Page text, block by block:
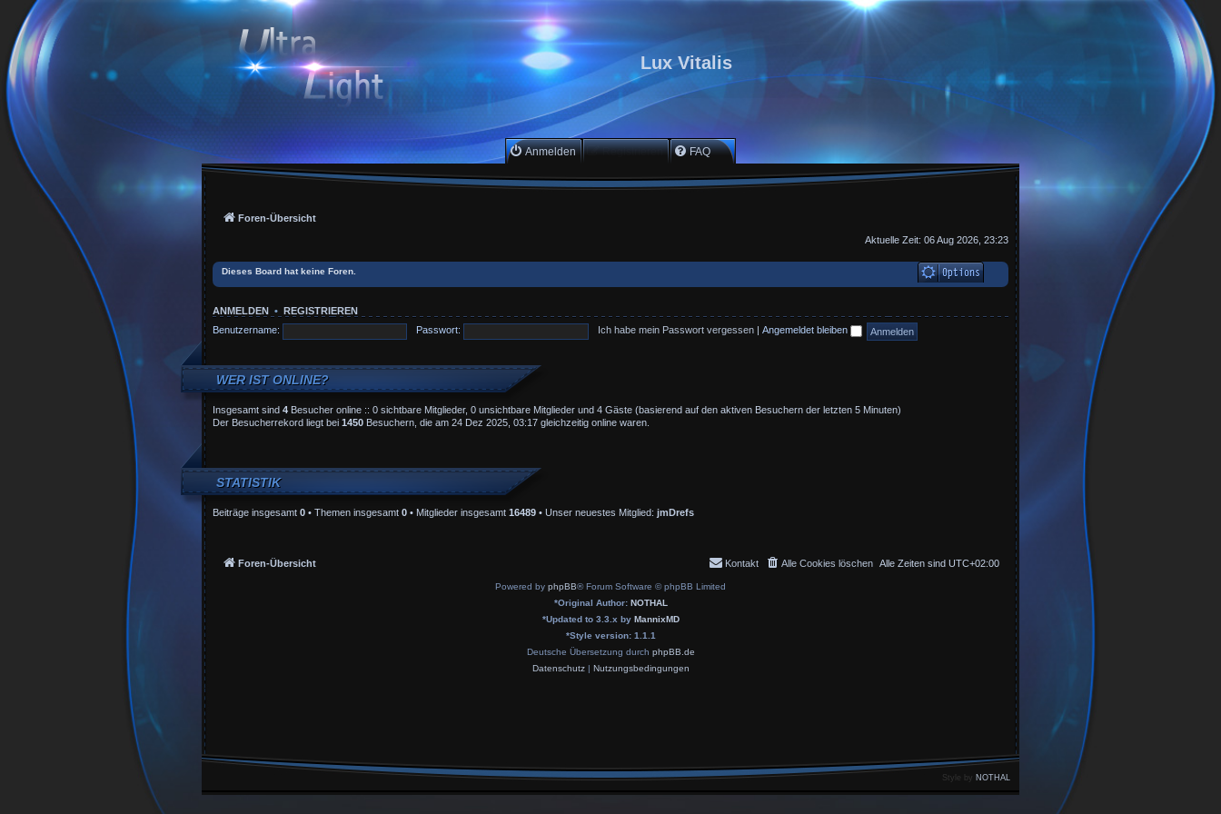
Lux Vitalis
Anmelden Registrieren FAQ
Foren-Übersicht
Aktuelle Zeit: 06 Aug 2026, 23:23
Dieses Board hat keine Foren.
ANMELDEN • REGISTRIEREN
Benutzername:
Passwort: Ich habe mein Passwort vergessen Angemeldet bleiben
WER IST ONLINE?
Insgesamt sind 4 Besucher online :: 0 sichtbare Mitglieder, 0 unsichtbare Mitglieder und 4 Gäste (basierend auf den aktiven Besuchern der letzten 5 Minuten)
Der Besucherrekord liegt bei 1450 Besuchern, die am 24 Dez 2025, 03:17 gleichzeitig online waren.
STATISTIK
Beiträge insgesamt 0 • Themen insgesamt 0 • Mitglieder insgesamt 16489 • Unser neuestes Mitglied: jmDrefs
Foren-Übersicht Alle Zeiten sind UTC+02:00
Alle Cookies löschen
Kontakt
Powered by phpBB® Forum Software © phpBB Limited
*Original Author: NOTHAL
*Updated to 3.3.x by MannixMD
*Style version: 1.1.1
Deutsche Übersetzung durch phpBB.de
Datenschutz| Nutzungsbedingungen
Style by NOTHAL